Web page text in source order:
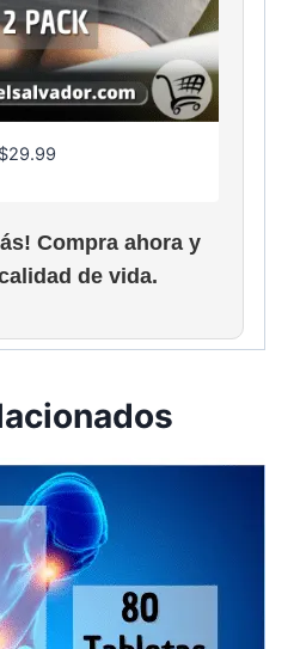
$29.99
Compra ahora y
de vida.